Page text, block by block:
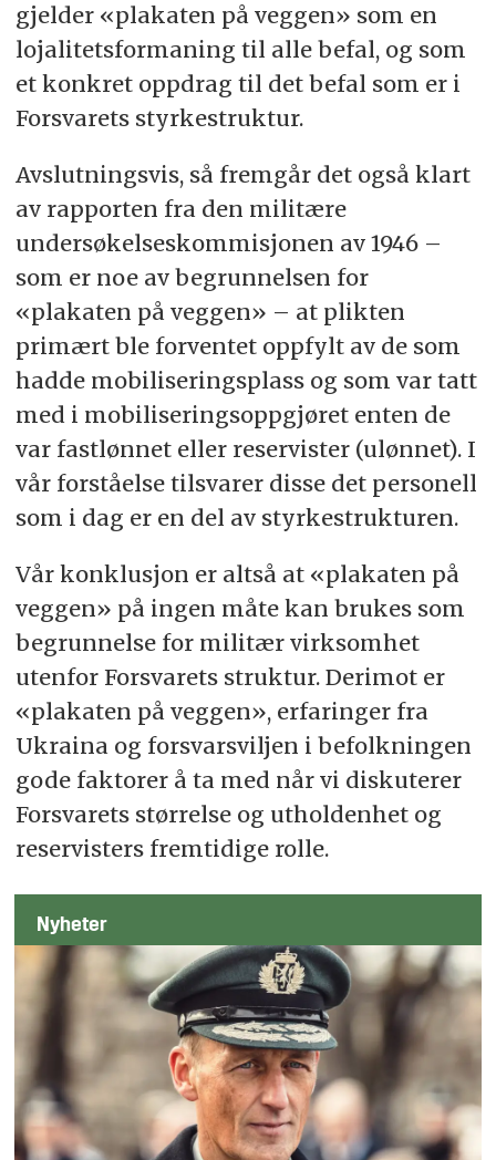
gjelder «plakaten på veggen» som en
lojalitetsformaning til alle befal, og som
et konkret oppdrag til det befal som er i
Forsvarets styrkestruktur.
Avslutningsvis, så fremgår det også klart
av rapporten fra den militære
undersøkelseskommisjonen av 1946 –
som er noe av begrunnelsen for
«plakaten på veggen» – at plikten
primært ble forventet oppfylt av de som
hadde mobiliseringsplass og som var tatt
med i mobiliseringsoppgjøret enten de
var fastlønnet eller reservister (ulønnet). I
vår forståelse tilsvarer disse det personell
som i dag er en del av styrkestrukturen.
Vår konklusjon er altså at «plakaten på
veggen» på ingen måte kan brukes som
begrunnelse for militær virksomhet
utenfor Forsvarets struktur. Derimot er
«plakaten på veggen», erfaringer fra
Ukraina og forsvarsviljen i befolkningen
gode faktorer å ta med når vi diskuterer
Forsvarets størrelse og utholdenhet og
reservisters fremtidige rolle.
Nyheter